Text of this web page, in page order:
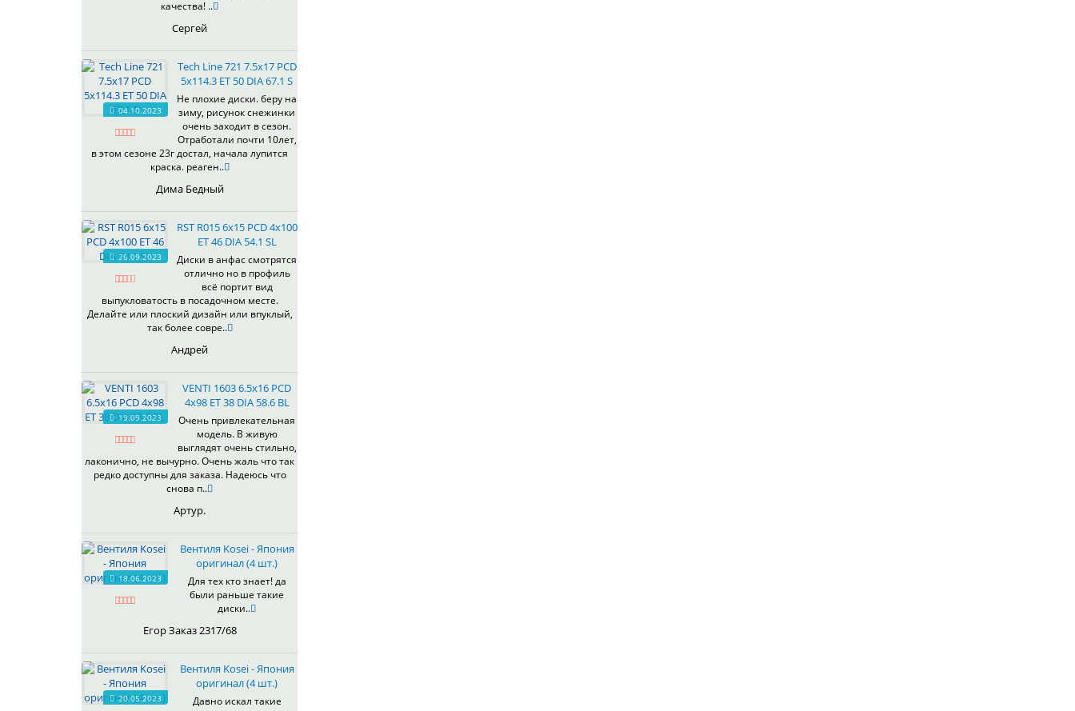
качества! ..
Сергей
04.10.2023
Tech Line 721 7.5x17 PCD
5x114.3 ET 50 DIA 67.1 S
Не плохие диски. беру на
зиму, рисунок снежинки
очень заходит в сезон.
Отработали почти 10лет,
в этом сезоне 23г достал, начала лупится
краска. реаген..
Дима Бедный
26.09.2023
RST R015 6x15 PCD 4x100
ET 46 DIA 54.1 SL
Диски в анфас смотрятся
отлично но в профиль
всё портит вид
выпукловатость в посадочном месте.
Делайте или плоский дизайн или впуклый,
так более совре..
Андрей
19.09.2023
VENTI 1603 6.5x16 PCD
4x98 ET 38 DIA 58.6 BL
Очень привлекательная
модель. В живую
выглядят очень стильно,
лаконично, не вычурно. Очень жаль что так
редко доступны для заказа. Надеюсь что
снова п..
Артур.
18.06.2023
Вентиля Kosei - Япония
оригинал (4 шт.)
Для тех кто знает! да
были раньше такие
диски..
Егор Заказ 2317/68
20.05.2023
Вентиля Kosei - Япония
оригинал (4 шт.)
Давно искал такие